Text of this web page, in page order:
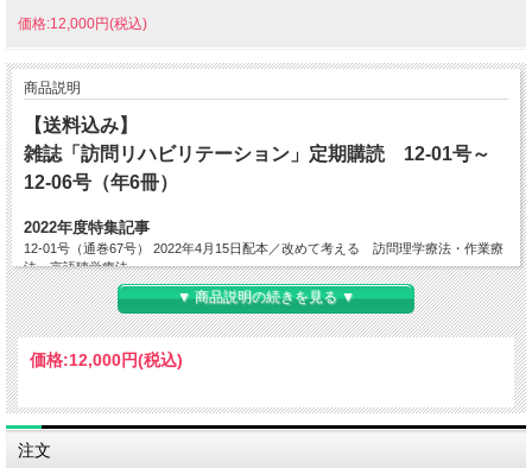
価格:12,000円(税込)
商品説明
【送料込み】
雑誌「訪問リハビリテーション」定期購読 12-01号～
12-06号（年6冊）
2022年度特集記事
12-01号（通巻67号） 2022年4月15日配本／改めて考える 訪問理学療法・作業療
法・言語聴覚療法
12-02号（通巻68号） 2022年6月15日配本／訪問のための臨床実習
12-03号（通巻69号） 2022年8月15日配本／コロナからの学び
12-04号（通巻70号） 2022年10月15日配本／生きて、生きて、看取られる～生に
12-05号（通巻71号） 2022年12月15日配本／標準評価ツール ガイドライン改定
―――――――――――――――――――――――――――――――――――――
▼ 商品説明の続きを見る ▼
価格:12,000円(税込)
注文